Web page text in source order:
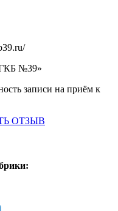
№39»
записи на приём к
ОТЗЫВ